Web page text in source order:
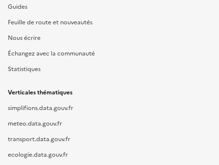
Guides
Feuille de route et nouveautés
Nous écrire
Échangez avec la communauté
Statistiques
Verticales thématiques
simplifions.data.gouv.fr
meteo.data.gouv.fr
transport.data.gouv.fr
ecologie.data.gouv.fr